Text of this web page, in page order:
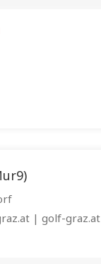
| golf-graz.at